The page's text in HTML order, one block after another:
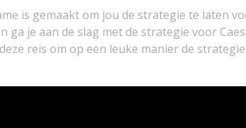
is gemaakt om jou de strategie te laten
ga je aan de slag met de strategie voor
reis om op een leuke manier de